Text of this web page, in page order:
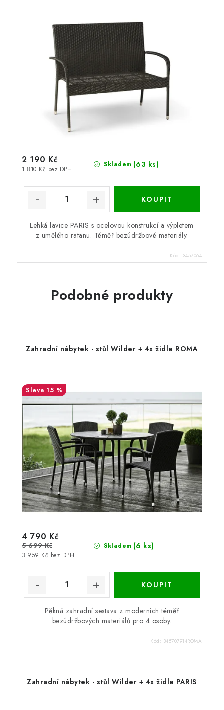
Skladem (63 ks)
1 810 Kč bez DPH
2 190 Kč
Lehká lavice PARIS s ocelovou konstrukcí a výpletem
z umělého ratanu. Téměř bezúdržbové materiály.
Kód: 3457064
Podobné produkty
Zahradní nábytek - stůl Wilder + 4x židle ROMA
15 %
Skladem (6 ks)
3 959 Kč bez DPH
4 790 Kč
5 699 Kč
Pěkná zahradní sestava z moderních téměř
bezúdržbových materiálů pro 4 osoby.
Kód: 345707914ROMA
Zahradní nábytek - stůl Wilder + 4x židle PARIS